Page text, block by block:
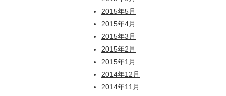
2015年5月
2015年4月
2015年3月
2015年2月
2015年1月
2014年12月
2014年11月